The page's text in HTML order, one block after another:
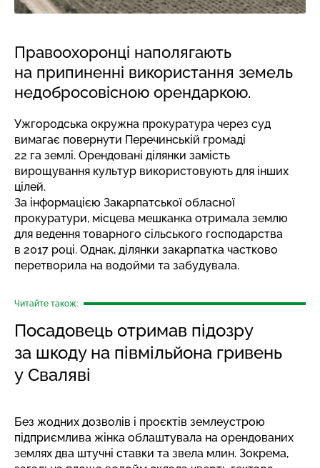
Правоохоронці наполягають
на припиненні використання земель
недобросовісною орендаркою.
Ужгородська окружна прокуратура через суд
вимагає повернути Перечинській громаді
22 га землі. Орендовані ділянки замість
вирощування культур використовують для інших
цілей.
За інформацією Закарпатської обласної
прокуратури, місцева мешканка отримала землю
для ведення товарного сільського господарства
в 2017 році. Однак, ділянки закарпатка частково
перетворила на водойми та забудувала.
Читайте також:
Посадовець отримав підозру
за шкоду на півмільйона гривень
у Сваляві
Без жодних дозволів і проєктів землеустрою
підприємлива жінка облаштувала на орендованих
землях два штучні ставки та звела млин. Зокрема,